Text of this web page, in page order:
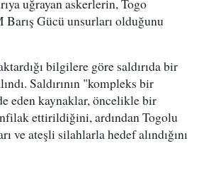
uğrayan askerlerin, Togo
Gücü unsurları olduğunu
bilgilere göre saldırıda bir
Saldırının "kompleks bir
eden kaynaklar, öncelikle bir
ettirildiğini, ardından Togolu
ve ateşli silahlarla hedef alındığını